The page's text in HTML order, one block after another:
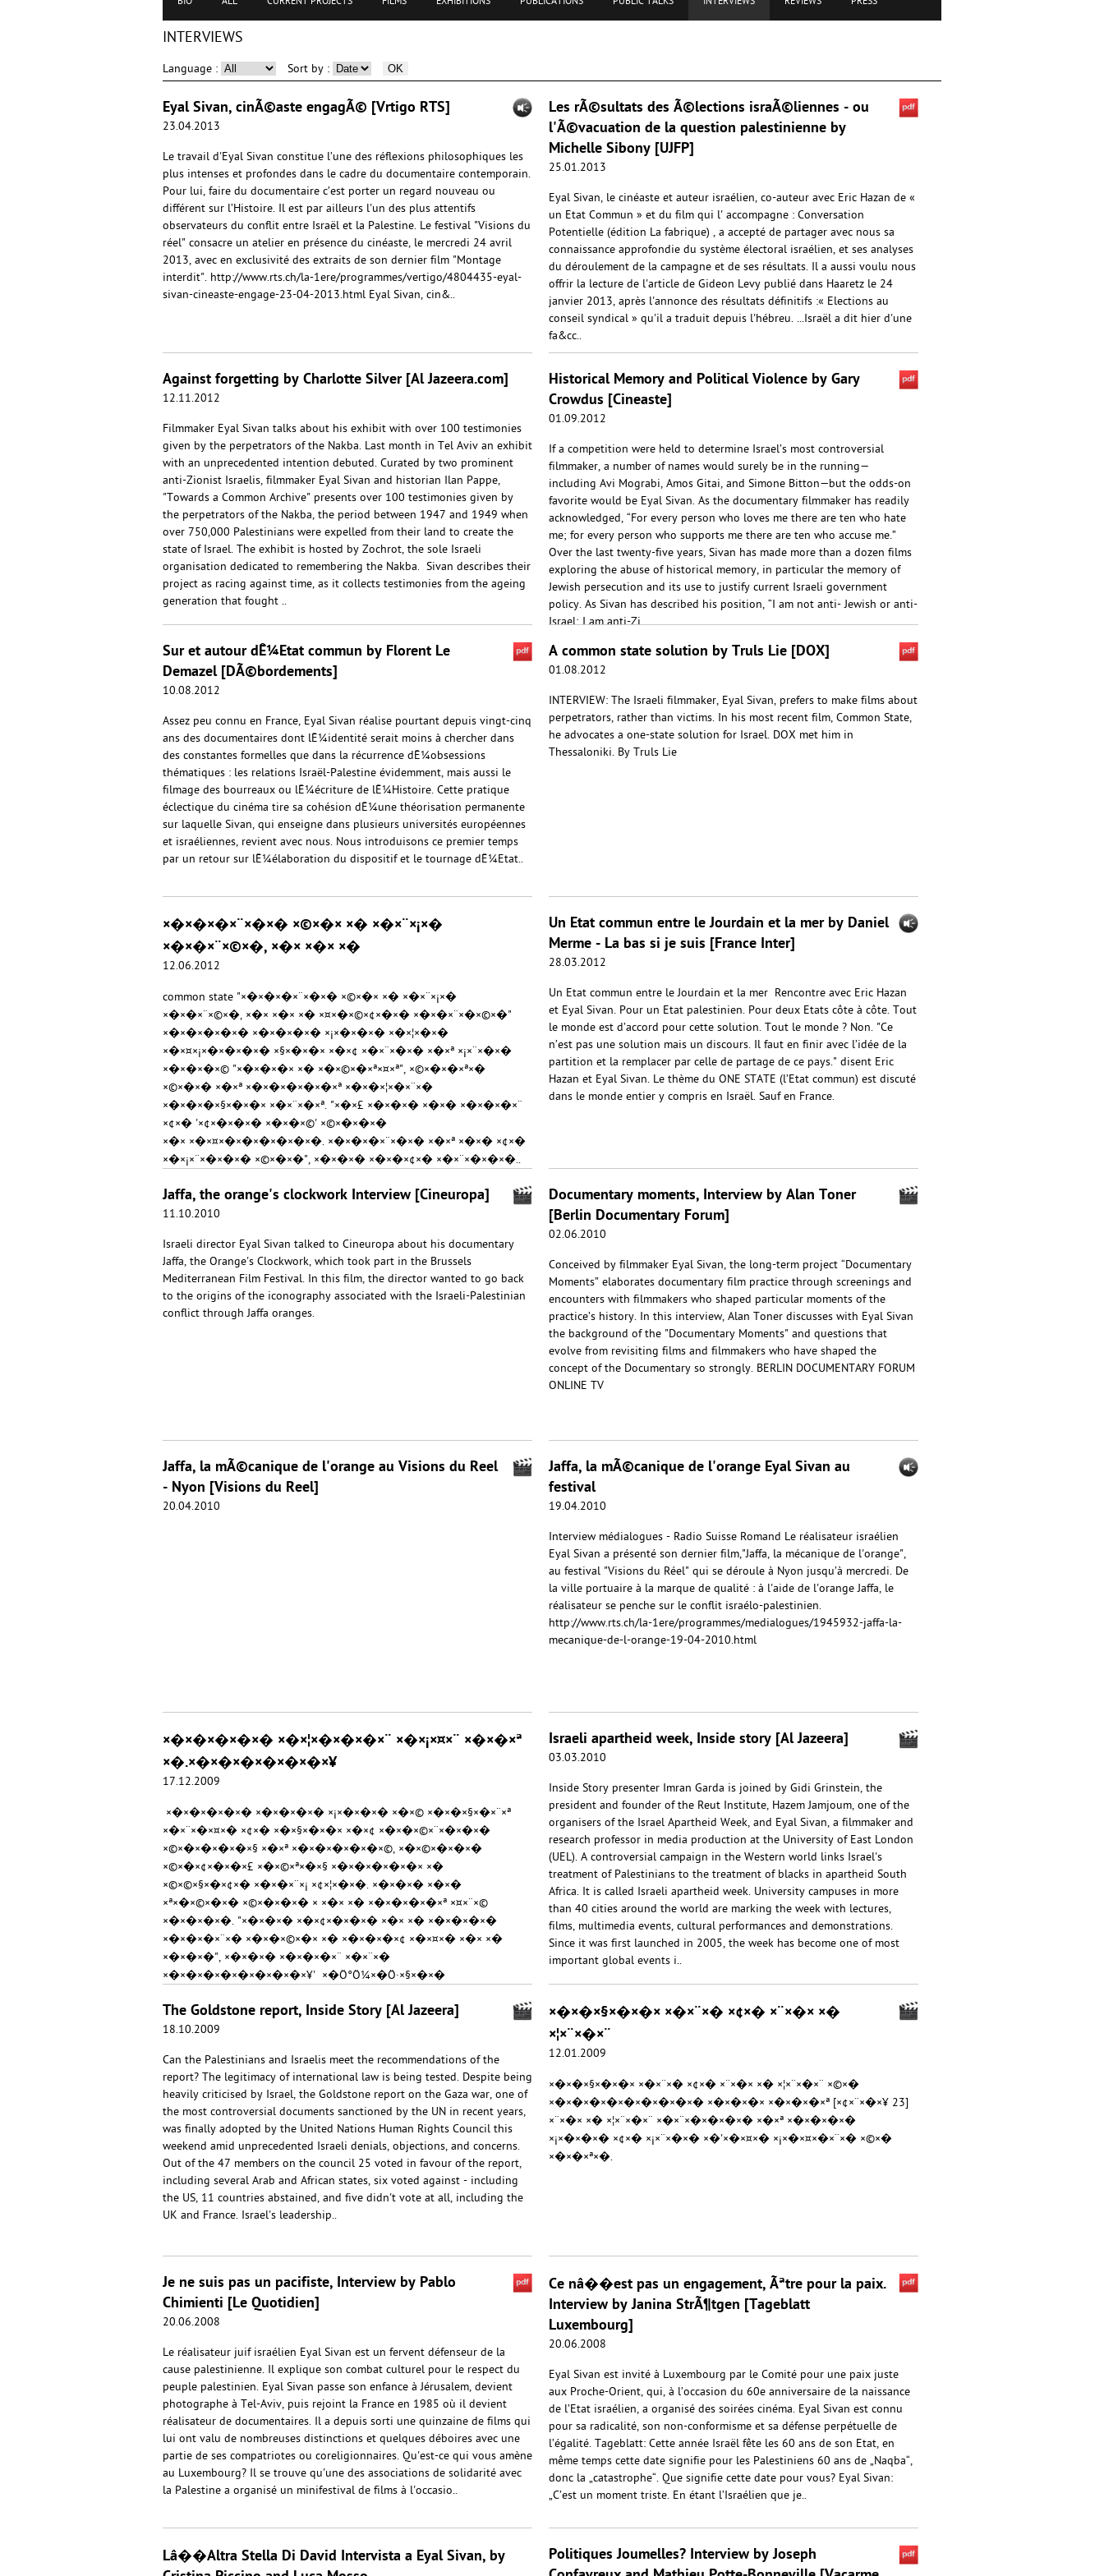
INTERVIEWS
Language : Sort by :
Eyal Sivan, cinÃ©aste engagÃ© [Vrtigo RTS]
23.04.2013
Le travail d'Eyal Sivan constitue l’une des réflexions philosophiques les
plus intenses et profondes dans le cadre du documentaire contemporain.
Pour lui, faire du documentaire c’est porter un regard nouveau ou
différent sur l’Histoire. Il est par ailleurs l'un des plus attentifs
observateurs du conflit entre Israël et la Palestine. Le festival "Visions du
réel" consacre un atelier en présence du cinéaste, le mercredi 24 avril
2013, avec en exclusivité des extraits de son dernier film "Montage
interdit". http://www.rts.ch/la-1ere/programmes/vertigo/4804435-eyal-
sivan-cineaste-engage-23-04-2013.html Eyal Sivan, cin&..
Les rÃ©sultats des Ã©lections israÃ©liennes - ou
l'Ã©vacuation de la question palestinienne by
Michelle Sibony [UJFP]
25.01.2013
Eyal Sivan, le cinéaste et auteur israélien, co-auteur avec Eric Hazan de «
un Etat Commun » et du film qui l' accompagne : Conversation
Potentielle (édition La fabrique) , a accepté de partager avec nous sa
connaissance approfondie du système électoral israélien, et ses analyses
du déroulement de la campagne et de ses résultats. Il a aussi voulu nous
offrir la lecture de l'article de Gideon Levy publié dans Haaretz le 24
janvier 2013, après l'annonce des résultats définitifs :« Elections au
conseil syndical » qu'il a traduit depuis l'hébreu. ...Israël a dit hier d'une
fa&cc..
Against forgetting by Charlotte Silver [Al Jazeera.com]
12.11.2012
Filmmaker Eyal Sivan talks about his exhibit with over 100 testimonies
given by the perpetrators of the Nakba. Last month in Tel Aviv an exhibit
with an unprecedented intention debuted. Curated by two prominent
anti-Zionist Israelis, filmmaker Eyal Sivan and historian Ilan Pappe,
"Towards a Common Archive" presents over 100 testimonies given by
the perpetrators of the Nakba, the period between 1947 and 1949 when
over 750,000 Palestinians were expelled from their land to create the
state of Israel. The exhibit is hosted by Zochrot, the sole Israeli
organisation dedicated to remembering the Nakba. Sivan describes their
project as racing against time, as it collects testimonies from the ageing
generation that fought ..
Historical Memory and Political Violence by Gary
Crowdus [Cineaste]
01.09.2012
If a competition were held to determine Israel’s most controversial
filmmaker, a number of names would surely be in the running—
including Avi Mograbi, Amos Gitai, and Simone Bitton—but the odds-on
favorite would be Eyal Sivan. As the documentary filmmaker has readily
acknowledged, “For every person who loves me there are ten who hate
me; for every person who supports me there are ten who accuse me.”
Over the last twenty-five years, Sivan has made more than a dozen films
exploring the abuse of historical memory, in particular the memory of
Jewish persecution and its use to justify current Israeli government
policy. As Sivan has described his position, “I am not anti- Jewish or anti-
Israel; I am anti-Zi..
Sur et autour dÊ¼Etat commun by Florent Le
Demazel [DÃ©bordements]
10.08.2012
Assez peu connu en France, Eyal Sivan réalise pourtant depuis vingt-cinq
ans des documentaires dont lÊ¼identité serait moins à chercher dans
des constantes formelles que dans la récurrence dÊ¼obsessions
thématiques : les relations Israël-Palestine évidemment, mais aussi le
filmage des bourreaux ou lÊ¼écriture de lÊ¼Histoire. Cette pratique
éclectique du cinéma tire sa cohésion dÊ¼une théorisation permanente
sur laquelle Sivan, qui enseigne dans plusieurs universités européennes
et israéliennes, revient avec nous. Nous introduisons ce premier temps
par un retour sur lÊ¼élaboration du dispositif et le tournage dÊ¼Etat..
A common state solution by Truls Lie [DOX]
01.08.2012
INTERVIEW: The Israeli filmmaker, Eyal Sivan, prefers to make films about
perpetrators, rather than victims. In his most recent film, Common State,
he advocates a one-state solution for Israel. DOX met him in
Thessaloniki. By Truls Lie
×�×�×�×¨×�×� ×©×�× ×� ×�×¨×¡×�
×�×�×¨×©×�, ×�× ×�× ×�
12.06.2012
common state "×�×�×�×¨×�×� ×©×�× ×� ×�×¨×¡×�
×�×�×¨×©×�, ×�× ×�× ×� ×¤×�×©×¢×�×� ×�×�×¨×�×©×�"
×�×�×�×�×� ×�×�×�×� ×¡×�×�×� ×�×¦×�×�
×�×¤×¡×�×�×�×� ×§×�×�× ×�×¢ ×�×¨×�×� ×�×ª ×¡×¨×�×�
×�×�×�×© "×�×�×�× ×� ×�×©×�×ª×¤×ª", ×©×�×�×ª×�
×©×�×� ×�×ª ×�×�×�×�×�×ª ×�×�×¦×�×¨×�
×�×�×�×§×�×�× ×�×¨×�×ª. "×�×£ ×�×�×� ×�×� ×�×�×�×¨
×¢×� '×¢×�×�×� ×�×�×©' ×©×�×�×�
×�× ×�×¤×�×�×�×�×�×�. ×�×�×�×¨×�×� ×�×ª ×�×� ×¢×�
×�×¡×¨×�×�×� ×©×�×�", ×�×�×� ×�×�×¢×� ×�×¨×�×�×�..
Un Etat commun entre le Jourdain et la mer by Daniel
Merme - La bas si je suis [France Inter]
28.03.2012
Un Etat commun entre le Jourdain et la mer Rencontre avec Eric Hazan
et Eyal Sivan. Pour un Etat palestinien. Pour deux Etats côte à côte. Tout
le monde est d’accord pour cette solution. Tout le monde ? Non. "Ce
n’est pas une solution mais un discours. Il faut en finir avec l’idée de la
partition et la remplacer par celle de partage de ce pays." disent Eric
Hazan et Eyal Sivan. Le thème du ONE STATE (l’Etat commun) est discuté
dans le monde entier y compris en Israël. Sauf en France.
Jaffa, the orange's clockwork Interview [Cineuropa]
11.10.2010
Israeli director Eyal Sivan talked to Cineuropa about his documentary
Jaffa, the Orange's Clockwork, which took part in the Brussels
Mediterranean Film Festival. In this film, the director wanted to go back
to the origins of the iconography associated with the Israeli-Palestinian
conflict through Jaffa oranges.
Documentary moments, Interview by Alan Toner
[Berlin Documentary Forum]
02.06.2010
Conceived by filmmaker Eyal Sivan, the long-term project “Documentary
Moments” elaborates documentary film practice through screenings and
encounters with filmmakers who shaped particular moments of the
practice’s history. In this interview, Alan Toner discusses with Eyal Sivan
the background of the "Documentary Moments" and questions that
evolve from revisiting films and filmmakers who have shaped the
concept of the Documentary so strongly. BERLIN DOCUMENTARY FORUM
ONLINE TV
Jaffa, la mÃ©canique de l'orange au Visions du Reel
- Nyon [Visions du Reel]
20.04.2010
Jaffa, la mÃ©canique de l'orange Eyal Sivan au
festival
19.04.2010
Interview médialogues - Radio Suisse Romand Le réalisateur israélien
Eyal Sivan a présenté son dernier film,"Jaffa, la mécanique de l'orange",
au festival "Visions du Réel" qui se déroule à Nyon jusqu’à mercredi. De
la ville portuaire à la marque de qualité : à l'aide de l'orange Jaffa, le
réalisateur se penche sur le conflit israélo-palestinien.
http://www.rts.ch/la-1ere/programmes/medialogues/1945932-jaffa-la-
mecanique-de-l-orange-19-04-2010.html
×�×�×�×�×� ×�×¦×�×�×�×¨ ×�×¡×¤×¨ ×�×�×ª
×�.×�×�×�×�×�×�×¥
17.12.2009
×�×�×�×�×� ×�×�×�×� ×¡×�×�×� ×�×© ×�×�×§×�×¨×ª
×�×¨×�×¤×� ×¢×� ×�×§×�×�× ×�×¢ ×�×�×©×¨×�×�×�
×©×�×�×�×�×§ ×�×ª ×�×�×�×�×�×©, ×�×©×�×�×�
×©×�×¢×�×�×£ ×�×©×ª×�×§ ×�×�×�×�×�× ×�
×©×©×§×�×¢×� ×�×�×¨×¡ ×¢×¦×�×�. ×�×�×� ×�×�
×ª×�×©×�×� ×©×�×�×� × ×�× ×� ×�×�×�×�×ª ×¤×¨×©
×�×�×�×�. "×�×�×� ×�×¢×�×�×� ×�× ×� ×�×�×�×�
×�×�×�×¨×� ×�×�×©×�× ×� ×�×�×�×¢ ×�×¤×� ×�× ×�
×�×�×�", ×�×�×� ×�×�×�×¨ ×�×¨×�
×�×�×�×�×�×�×�×�×¥' ×�Ö°Ö¼×�Ö·×§×�×�
Israeli apartheid week, Inside story [Al Jazeera]
03.03.2010
Inside Story presenter Imran Garda is joined by Gidi Grinstein, the
president and founder of the Reut Institute, Hazem Jamjoum, one of the
organisers of the Israel Apartheid Week, and Eyal Sivan, a filmmaker and
research professor in media production at the University of East London
(UEL). A controversial campaign in the Western world links Israel's
treatment of Palestinians to the treatment of blacks in apartheid South
Africa. It is called Israeli apartheid week. University campuses in more
than 40 cities around the world are marking the week with lectures,
films, multimedia events, cultural performances and demonstrations.
Since it was first launched in 2005, the week has become one of most
important global events i..
The Goldstone report, Inside Story [Al Jazeera]
18.10.2009
Can the Palestinians and Israelis meet the recommendations of the
report? The legitimacy of international law is being tested. Despite being
heavily criticised by Israel, the Goldstone report on the Gaza war, one of
the most controversial documents sanctioned by the UN in recent years,
was finally adopted by the United Nations Human Rights Council this
weekend amid unprecedented Israeli denials, objections, and concerns.
Out of the 47 members on the council 25 voted in favour of the report,
including several Arab and African states, six voted against - including
the US, 11 countries abstained, and five didn't vote at all, including the
UK and France. Israel's leadership..
×�×�×§×�×�× ×�×¨×� ×¢×� ×¨×�× ×�
×¦×¨×�×¨
12.01.2009
×�×�×§×�×�× ×�×¨×� ×¢×� ×¨×�× ×� ×¦×¨×�×¨ ×©×�
×�×�×�×�×�×�×�×�×� ×�×�×�× ×�×�×�×ª [×¢×¨×�×¥ 23]
×¨×�× ×� ×¦×¨×�×¨ ×�×¨×�×�×�×� ×�×ª ×�×�×�×�
×¡×�×�×� ×¢×� ×¡×¨×�×� ×�'×�×¤×� ×¡×�×¤×�×¨×� ×©×�
×�×�×ª×�.
Je ne suis pas un pacifiste, Interview by Pablo
Chimienti [Le Quotidien]
20.06.2008
Le réalisateur juif israélien Eyal Sivan est un fervent défenseur de la
cause palestinienne. Il explique son combat culturel pour le respect du
peuple palestinien. Eyal Sivan passe son enfance à Jérusalem, devient
photographe à Tel-Aviv, puis rejoint la France en 1985 où il devient
réalisateur de documentaires. Il a depuis sorti une quinzaine de films qui
lui ont valu de nombreuses distinctions et quelques déboires avec une
partie de ses compatriotes ou coreligionnaires. Qu'est-ce qui vous amène
au Luxembourg? Il se trouve qu'une des associations de solidarité avec
la Palestine a organisé un minifestival de films à l'occasio..
Ce nâ��est pas un engagement, Ãªtre pour la paix.
Interview by Janina StrÃ¶tgen [Tageblatt
Luxembourg]
20.06.2008
Eyal Sivan est invité à Luxembourg par le Comité pour une paix juste
aux Proche-Orient, qui, à l’occasion du 60e anniversaire de la naissance
de l’Etat israélien, a organisé des soirées cinéma. Eyal Sivan est connu
pour sa radicalité, son non-conformisme et sa défense perpétuelle de
l’égalité. Tageblatt: Cette année Israël fête les 60 ans de son Etat, en
même temps cette date signifie pour les Palestiniens 60 ans de „Naqba“,
donc la „catastrophe“. Que signifie cette date pour vous? Eyal Sivan:
„C’est un moment triste. En étant l’Israélien que je..
Lâ��Altra Stella Di David Intervista a Eyal Sivan, by
Politiques Joumelles? Interview by Joseph